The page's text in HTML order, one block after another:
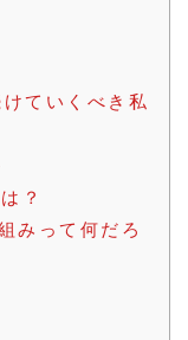
ていくべき私
？
みって何だろ